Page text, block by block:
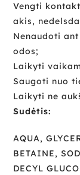
Vengti
akis,
Nenaudoti
odos;
Laikyti
Saugoti nuo
Laikyti ne
Sudėtis:
AQUA,
BETAINE,
DECYL